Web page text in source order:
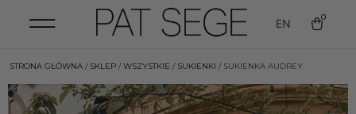
EN 0
STRONA GŁÓWNA / SKLEP /WSZYSTKIE / SUKIENKI / SUKIENKA AUDREY